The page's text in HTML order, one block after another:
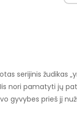
serijinis žudikas
nori pamatyti jų
gyvybes prieš jį